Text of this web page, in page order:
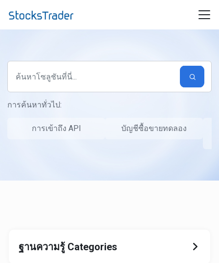
การค้นหาทั่วไป:
การเข้าถึง API บัญชีซื้อขายทดลอง
ฐานความรู้ Categories